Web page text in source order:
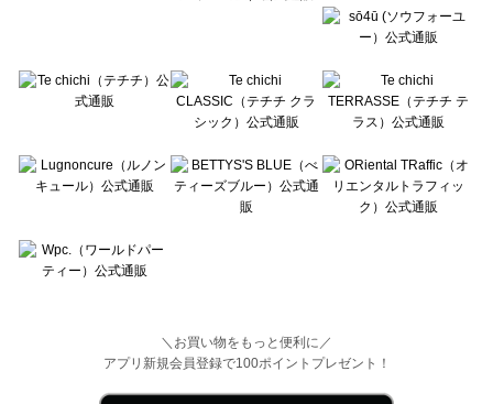
＼お買い物をもっと便利に／
アプリ新規会員登録で100ポイントプレゼント！